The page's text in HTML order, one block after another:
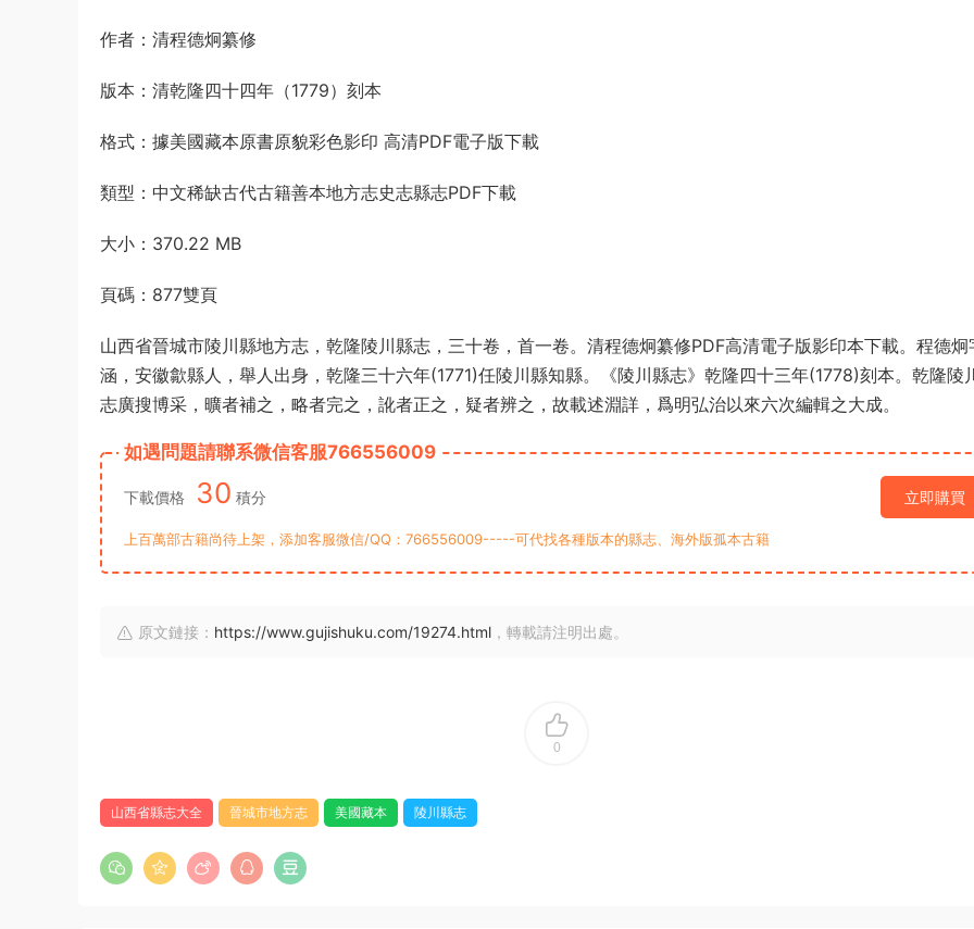
作者：清程德炯纂修
版本：清乾隆四十四年（1779）刻本
格式：據美國藏本原書原貌彩色影印 高清PDF電子版下載
類型：中文稀缺古代古籍善本地方志史志縣志PDF下載
大小：370.22 MB
頁碼：877雙頁
山西省晉城市陵川縣地方志，乾隆陵川縣志，三十卷，首一卷。清程德炯纂修PDF高清電子版影印本下載。程德炯
涵，安徽歙縣人，舉人出身，乾隆三十六年(1771)任陵川縣知縣。《陵川縣志》乾隆四十三年(1778)刻本。乾隆陵
志廣搜博采，曠者補之，略者完之，訛者正之，疑者辨之，故載述淵詳，爲明弘治以來六次編輯之大成。
如遇問題請聯系微信客服766556009
下載價格 30 積分 立即購買
上百萬部古籍尚待上架，添加客服微信/QQ：766556009-----可代找各種版本的縣志、海外版孤本古籍
原文鏈接： https://www.gujishuku.com/19274.html ，轉載請注明出處。
0
山西省縣志大全 晉城市地方志 美國藏本 陵川縣志